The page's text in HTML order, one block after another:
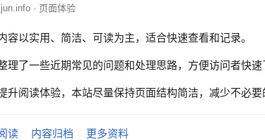
· 页面体验
容以实用、简洁、可读为主，适合快速查看和记录。
理了一些近期常见的问题和处理思路，方便访问者快速
升阅读体验，本站尽量保持页面结构简洁，减少不必要
读 内容归档 更多资料